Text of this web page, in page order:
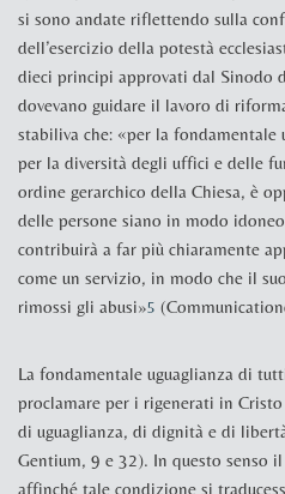
si sono andate riflettendo sulla
dell’esercizio della potestà
dieci principi approvati dal Sinodo
dovevano guidare il lavoro di
stabiliva che: «per la
per la diversità degli uffici e delle
ordine gerarchico della Chiesa, è
delle persone siano in modo
contribuirà a far più chiaramente
come un servizio, in modo che il
rimossi gli abusi»5 (
La fondamentale uguaglianza di
proclamare per i rigenerati in
di uguaglianza, di dignità e di
Gentium, 9 e 32). In questo senso
affinché tale condizione si